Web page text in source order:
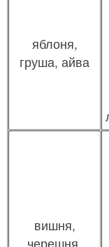
яблоня,
груша, айва
вишня,
черешня,